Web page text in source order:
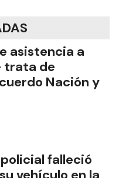
asistencia a
trata de
Nación y
falleció